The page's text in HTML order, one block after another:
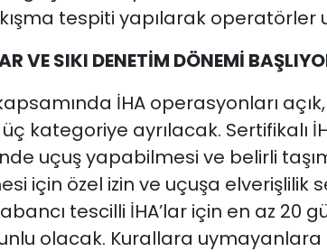
tespiti yapılarak operatörler
VE SIKI DENETİM DÖNEMİ
İHA operasyonları
kategoriye ayrılacak. Sertifikalı
uçuş yapabilmesi ve belirli
için özel izin ve uçuşa elverişlilik
tescilli İHA’lar için en az 20
olacak. Kurallara uymayanlara